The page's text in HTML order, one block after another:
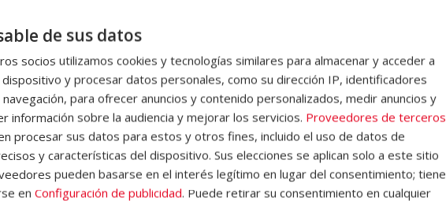
de sus datos
socios utilizamos cookies y tecnologías similares para almacenar y acceder a
dispositivo y procesar datos personales, como su dirección IP, identificadores
para ofrecer anuncios y contenido personalizados, medir anuncios y
información sobre la audiencia y mejorar los servicios. Proveedores de terceros
procesar sus datos para estos y otros fines, incluido el uso de datos de
y características del dispositivo. Sus elecciones se aplican solo a este sitio
pueden basarse en el interés legítimo en lugar del consentimiento; tiene
en Configuración de publicidad. Puede retirar su consentimiento en cualquier